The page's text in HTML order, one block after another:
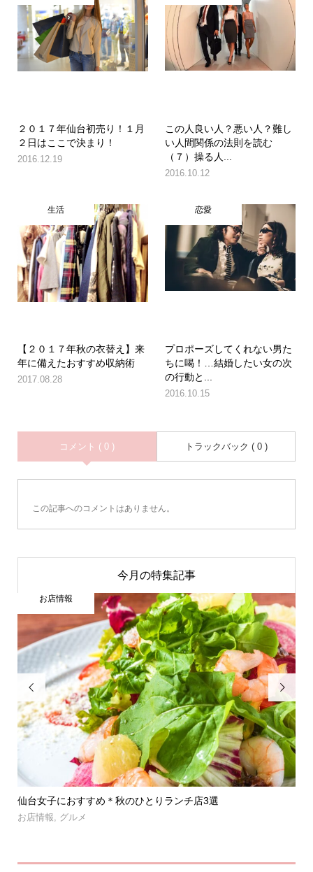
２０１７年仙台初売り！１月
２日はここで決まり！
2016.12.19
この人良い人？悪い人？難し
い人間関係の法則を読む
（７）操る人...
2016.10.12
生活
【２０１７年秋の衣替え】来
年に備えたおすすめ収納術
2017.08.28
恋愛
プロポーズしてくれない男た
ちに喝！…結婚したい女の次
の行動と...
2016.10.15
コメント ( 0 ) トラックバック ( 0 )
この記事へのコメントはありません。
今月の特集記事

仙台女子におすすめ＊秋のひとりランチ店3選
お店情報 グルメ
お店情報
